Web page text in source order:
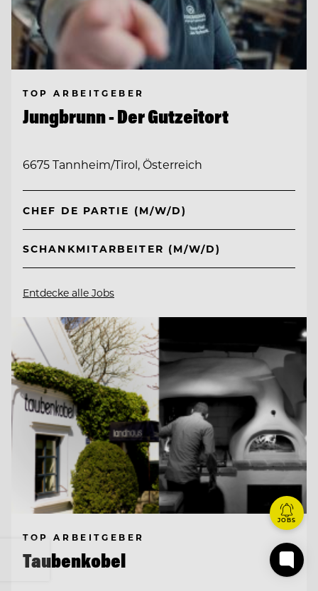
TOP ARBEITGEBER
Jungbrunn - Der Gutzeitort
6675 Tannheim/Tirol, Österreich
CHEF DE PARTIE (M/W/D)
SCHANKMITARBEITER (M/W/D)
Entdecke alle Jobs
TOP ARBEITGEBER
Taubenkobel
JOBS